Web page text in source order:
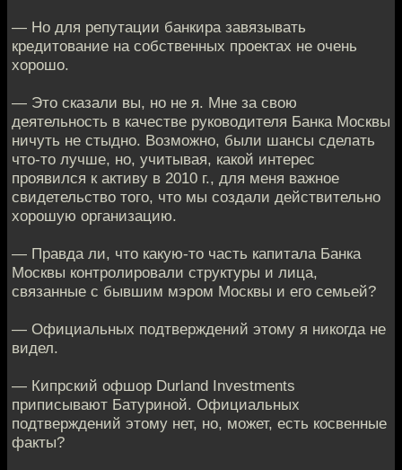
— Но для репутации банкира завязывать
кредитование на собственных проектах не очень
хорошо.
— Это сказали вы, но не я. Мне за свою
деятельность в качестве руководителя Банка Москвы
ничуть не стыдно. Возможно, были шансы сделать
что-то лучше, но, учитывая, какой интерес
проявился к активу в 2010 г., для меня важное
свидетельство того, что мы создали действительно
хорошую организацию.
— Правда ли, что какую-то часть капитала Банка
Москвы контролировали структуры и лица,
связанные с бывшим мэром Москвы и его семьей?
— Официальных подтверждений этому я никогда не
видел.
— Кипрский офшор Durland Investments
приписывают Батуриной. Официальных
подтверждений этому нет, но, может, есть косвенные
факты?